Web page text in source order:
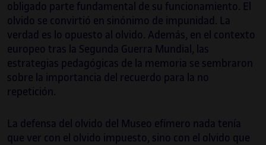
obligado parte fundamental de su funcionamiento. El
olvido se convirtió en sinónimo de impunidad. La
verdad es lo opuesto al olvido. Además, en el contexto
europeo tras la Segunda Guerra Mundial, las
estrategias pedagógicas de la memoria se sembraron
sobre la importancia del recuerdo para la no
repetición.
La defensa del olvido del Museo efímero nada tenía
que ver con el olvido impuesto, sino con el olvido que